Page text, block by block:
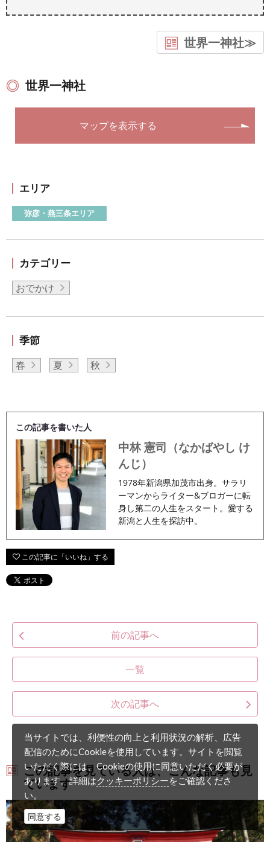
世界一神社≫
世界一神社
マップを表示する
エリア
弥彦・燕三条エリア
カテゴリー
おでかけ
季節
春 夏 秋
この記事を書いた人
中林 憲司（なかばやし け
んじ）
1978年新潟県加茂市出身。サラリ
ーマンからライター&ブロガーに転
身し第二の人生をスタート。愛する
新潟と人生を探訪中。
前の記事へ
一覧
次の記事へ
この記事を見ている人は、こんな記事も見
ています
当サイトでは、利便性の向上と利用状況の解析、広告
配信のためにCookieを使用しています。サイトを閲覧
いただく際には、Cookieの使用に同意いただく必要が
あります。詳細はクッキーポリシーをご確認くださ
い。
同意する